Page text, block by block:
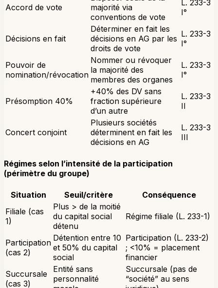
Accord de vote
majorité via
conventions de vote
L. 233-3
I°
Décisions en fait
Déterminer en fait les
décisions en AG par les
droits de vote
L. 233-3
I°
Pouvoir de
nomination/révocation
Nommer ou révoquer
la majorité des
membres des organes
L. 233-3
I°
Présomption 40%
+40% des DV sans
fraction supérieure
d’un autre
L. 233-3
II
Concert conjoint
Plusieurs sociétés
déterminent en fait les
décisions en AG
L. 233-3
III
Régimes selon l’intensité de la participation
(périmètre du groupe)
Situation Seuil/critère
Conséquence
Filiale (cas
1)
Plus > de la moitié
du capital social
détenu
Régime filiale (L. 233-1)
Participation
(cas 2)
Détention entre 10
et 50% du capital
social
Participation (L. 233-2)
; <10% = placement
financier
Succursale
(cas 3)
Entité sans
personnalité
Succursale (pas de
“société” au sens